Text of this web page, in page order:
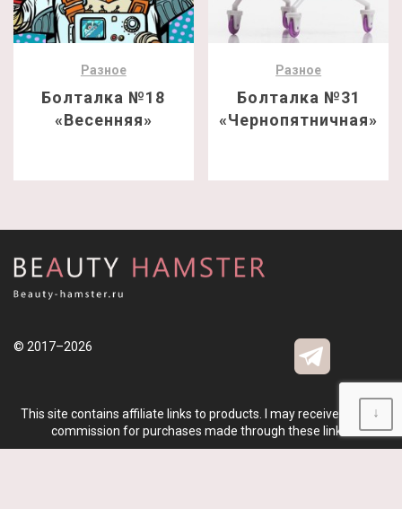
Разное
Болталка №18
«Весенняя»
Разное
Болталка №31
«Чернопятничная»
© 2017–2026
This site contains affiliate links to products. I may receive a small
commission for purchases made through these links.
↓